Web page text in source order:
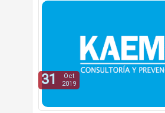
31
Oct
2019